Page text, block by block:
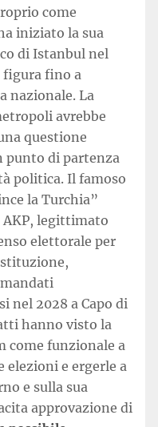
come
iniziato la sua
di Istanbul nel
figura fino a
nazionale. La
avrebbe
questione
punto di partenza
politica. Il famoso
la Turchia”
AKP, legittimato
elettorale per
nel 2028 a Capo di
hanno visto la
come funzionale a
elezioni e ergerle a
e sulla sua
approvazione di